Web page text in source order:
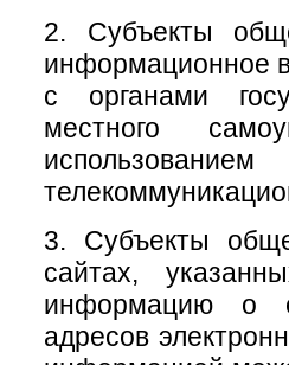
2. Субъекты
информационное
с органами
местного
3. Субъекты
сайтах,
информацию о
адресов